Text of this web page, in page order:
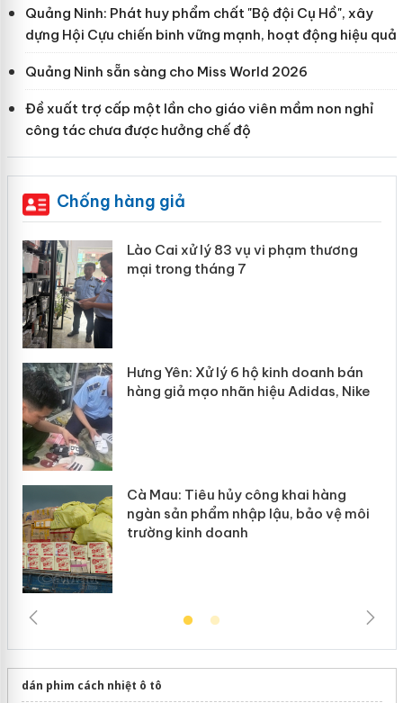
Quảng Ninh: Phát huy phẩm chất "Bộ đội Cụ Hồ", xây
dựng Hội Cựu chiến binh vững mạnh, hoạt động hiệu quả
Quảng Ninh sẵn sàng cho Miss World 2026
Đề xuất trợ cấp một lần cho giáo viên mầm non nghỉ
công tác chưa được hưởng chế độ
Chống hàng giả
Lào Cai xử lý 83 vụ vi phạm thương
mại trong tháng 7
Hưng Yên: Xử lý 6 hộ kinh doanh bán
hàng giả mạo nhãn hiệu Adidas, Nike
Cà Mau: Tiêu hủy công khai hàng
ngàn sản phẩm nhập lậu, bảo vệ môi
trường kinh doanh
dán phim cách nhiệt ô tô